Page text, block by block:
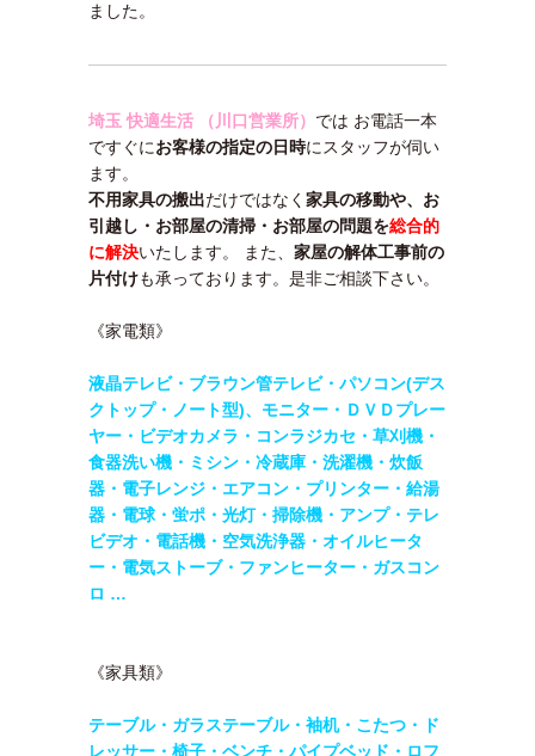
ました。
埼玉 快適生活 （川口営業所） では お電話一本
ですぐにお客様の指定の日時にスタッフが伺い
ます。
不用家具の搬出だけではなく 家具の移動や、 お
引越し・ お部屋の清掃・ お部屋の問題を総合的
に解決いたします。 また、 家屋の解体工事前の
片付けも承っております。是非ご相談下さい。
《家電類》
液晶テレビ・ブラウン管テレビ・パソコン(デス
クトップ・ノート型)、モニター・ ＤＶＤプレー
ヤー・ビデオカメラ・コンラジカセ・草刈機・
食器洗い機・ミシン・ 冷蔵庫・洗濯機・炊飯
器・電子レンジ・エアコン・ プリンター・給湯
器・電球・蛍ポ・光灯・掃除機・アンプ・テレ
ビデオ・電話機・ 空気洗浄器・オイルヒータ
ー・電気ストーブ・ファンヒーター・ガスコン
ロ …
《家具類》
テーブル・ ガラステーブル・袖机・こたつ・ド
レッサー・椅子・ベンチ・パイプベッド・ロフ